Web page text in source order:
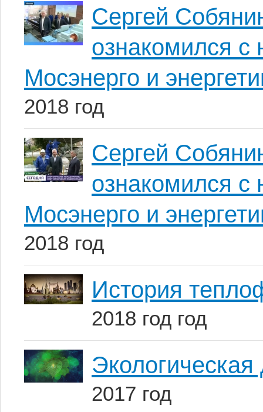
Сергей
ознакомился с
Мосэнерго и
2018 год
Сергей
ознакомился с
Мосэнерго и
2018 год
История
2018 год год
2017 год